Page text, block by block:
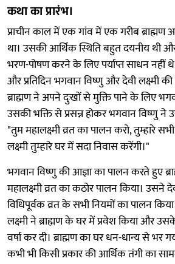
कथा का प्रारंभ।
प्राचीन काल में एक गांव में एक गरीब ब्राह्मण
था। उसकी आर्थिक स्थिति बहुत दयनीय थी
भरण-पोषण करने के लिए पर्याप्त साधन नहीं थे।
और प्रतिदिन भगवान विष्णु और देवी लक्ष्मी
ब्राह्मण ने अपने दुःखों से मुक्ति पाने के लिए
उसकी भक्ति से प्रसन्न होकर भगवान विष्णु ने
"तुम महालक्ष्मी व्रत का पालन करो, तुम्हारे
लक्ष्मी तुम्हारे घर में सदा निवास करेंगी।"
भगवान विष्णु की आज्ञा का पालन करते हुए
महालक्ष्मी व्रत का कठोर पालन किया। उसने
विधिपूर्वक व्रत के सभी नियमों का पालन
लक्ष्मी ने ब्राह्मण के घर में प्रवेश किया और
वर्षा कर दी। ब्राह्मण का घर धन-धान्य से भर
कभी भी किसी प्रकार की आर्थिक तंगी का